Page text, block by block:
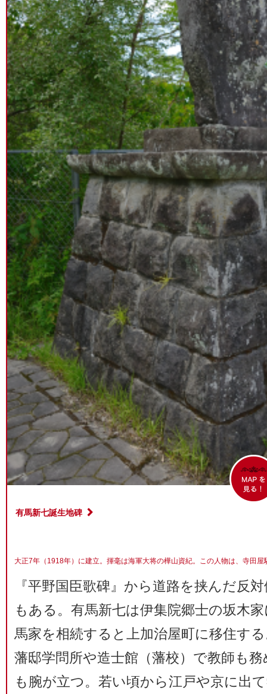
有馬新七誕生地碑
大正7年（1918年）に建立。揮毫は海軍大将の樺山資紀。この人物は、寺田
『平野国臣歌碑』から道路を挟んだ反
もある。有馬新七は伊集院郷士の坂木
馬家を相続すると上加治屋町に移住す
藩邸学問所や造士館（藩校）で教師も
も腕が立つ。若い頃から江戸や京に出